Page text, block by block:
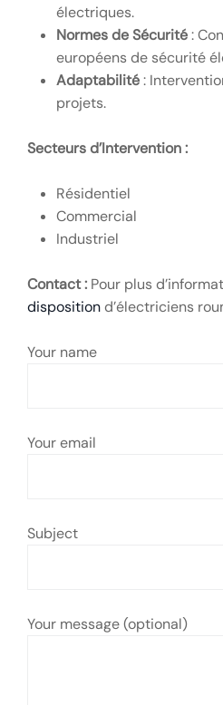
électriques.
Normes de Sécurité:
européens de sécurité
Adaptabilité:
projets.
Secteurs d’Intervention :
Résidentiel
Commercial
Industriel
Contact : Pour plus
dispositiond’électriciens
Your name
Your email
Subject
Your message (optional)